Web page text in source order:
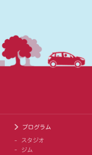
プログラム
スタジオ
ジム